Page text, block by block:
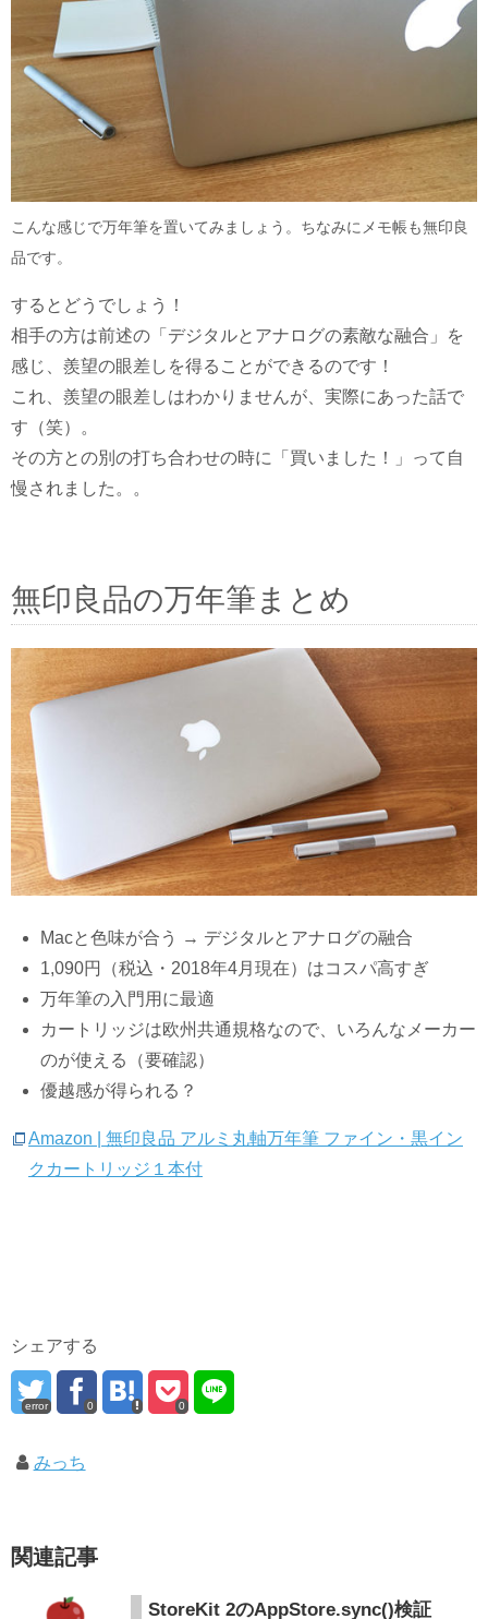
こんな感じで万年筆を置いてみましょう。ちなみにメモ帳も無印良
品です。
するとどうでしょう！
相手の方は前述の「デジタルとアナログの素敵な融合」を
感じ、羨望の眼差しを得ることができるのです！
これ、羨望の眼差しはわかりませんが、実際にあった話で
す（笑）。
その方との別の打ち合わせの時に「買いました！」って自
慢されました。。
無印良品の万年筆まとめ
Macと色味が合う → デジタルとアナログの融合
1,090円（税込・2018年4月現在）はコスパ高すぎ
万年筆の入門用に最適
カートリッジは欧州共通規格なので、いろんなメーカー
のが使える（要確認）
優越感が得られる？
Amazon | 無印良品 アルミ丸軸万年筆 ファイン・黒イン
クカートリッジ１本付
シェアする
error 0 0
みっち
関連記事
StoreKit 2のAppStore.sync()検証